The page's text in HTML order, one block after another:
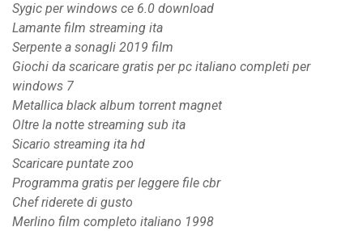
Sygic per windows ce 6.0 download
Lamante film streaming ita
Serpente a sonagli 2019 film
Giochi da scaricare gratis per pc italiano completi per
windows 7
Metallica black album torrent magnet
Oltre la notte streaming sub ita
Sicario streaming ita hd
Scaricare puntate zoo
Programma gratis per leggere file cbr
Chef riderete di gusto
Merlino film completo italiano 1998